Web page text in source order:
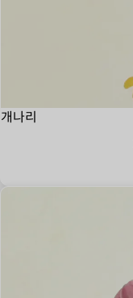
개나리